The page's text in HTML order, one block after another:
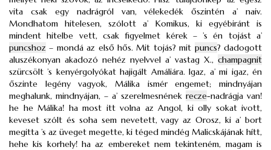
vita csak egy nadrágról van, vélekedék őszintén a’ naiv.
Mondhatom hitelesen, szólott a’ Komikus, ki egyébiránt is
mindent hitelbe vett, csak figyelmet kérek – ’s én tojást a’
puncshoz – mondá az első hős. Mit tojás? mit puncs? dadogott
aluszékonyan akadozó nehéz nyelvvel a’ vastag X., champagnit
szürcsölt ’s kenyérgolyókat hajigált Amáliára. Igaz, a’ mi igaz, én
őszinte legény vagyok, Málika ismér engemet; mindnyájan
meghalunk, mindnyájan, – a’ szerelmesnének recze-nadrágja van!
he he Málika! ha most itt volna az Angol, ki olly sokat ivott,
keveset szólt és soha sem nevetett, vagy az Orosz, ki a’ bort
megitta ’s az üveget megette, ki téged mindég Malicskájának hítt,
hehe kis korhely! ha az embereket nem tekinteném, magam is